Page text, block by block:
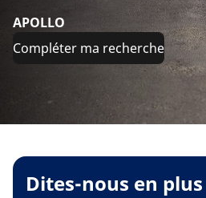
APOLLO
Compléter ma recherche
Dites-nous en plus